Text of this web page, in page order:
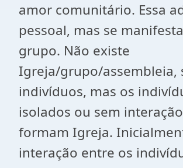
amor comunitário. Essa
pessoal, mas se
grupo. Não existe
Igreja/grupo/assembleia,
indivíduos, mas os
isolados ou sem
formam Igreja.
interação entre os